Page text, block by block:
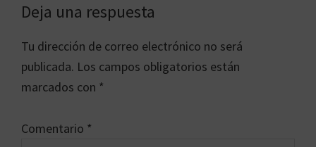
Interacciones
con
los
lectores
Deja una respuesta
Tu dirección de correo electrónico no será
publicada. Los campos obligatorios están
marcados con *
Comentario *